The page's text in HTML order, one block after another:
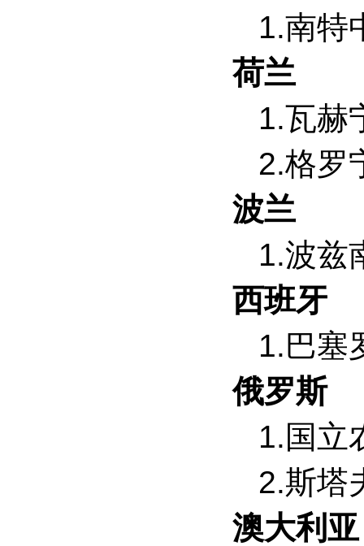
1.南特
荷兰
1.瓦赫
2.格罗
波兰
1.波兹
西班牙
1.巴塞
俄罗斯
1.国立
2.斯塔
澳大利亚